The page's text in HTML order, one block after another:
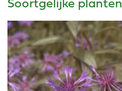
Soortgelijke planten